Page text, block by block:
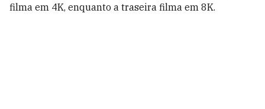
filma em 4K, enquanto a traseira filma em 8K.